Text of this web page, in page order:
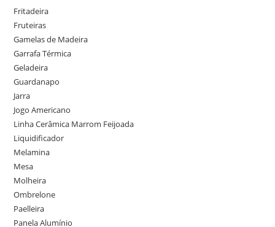
Fritadeira
Fruteiras
Gamelas de Madeira
Garrafa Térmica
Geladeira
Guardanapo
Jarra
Jogo Americano
Linha Cerâmica Marrom Feijoada
Liquidificador
Melamina
Mesa
Molheira
Ombrelone
Paelleira
Panela Alumínio